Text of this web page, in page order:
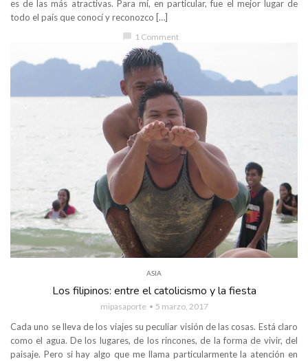
es de las más atractivas. Para mí, en particular, fue el mejor lugar de
todo el país que conocí y reconozco […]
1 Comment
ASIA
Los filipinos: entre el catolicismo y la fiesta
mipasaporte 5 marzo, 2017
Cada uno se lleva de los viajes su peculiar visión de las cosas. Está claro
como el agua. De los lugares, de los rincones, de la forma de vivir, del
paisaje. Pero si hay algo que me llama particularmente la atención en